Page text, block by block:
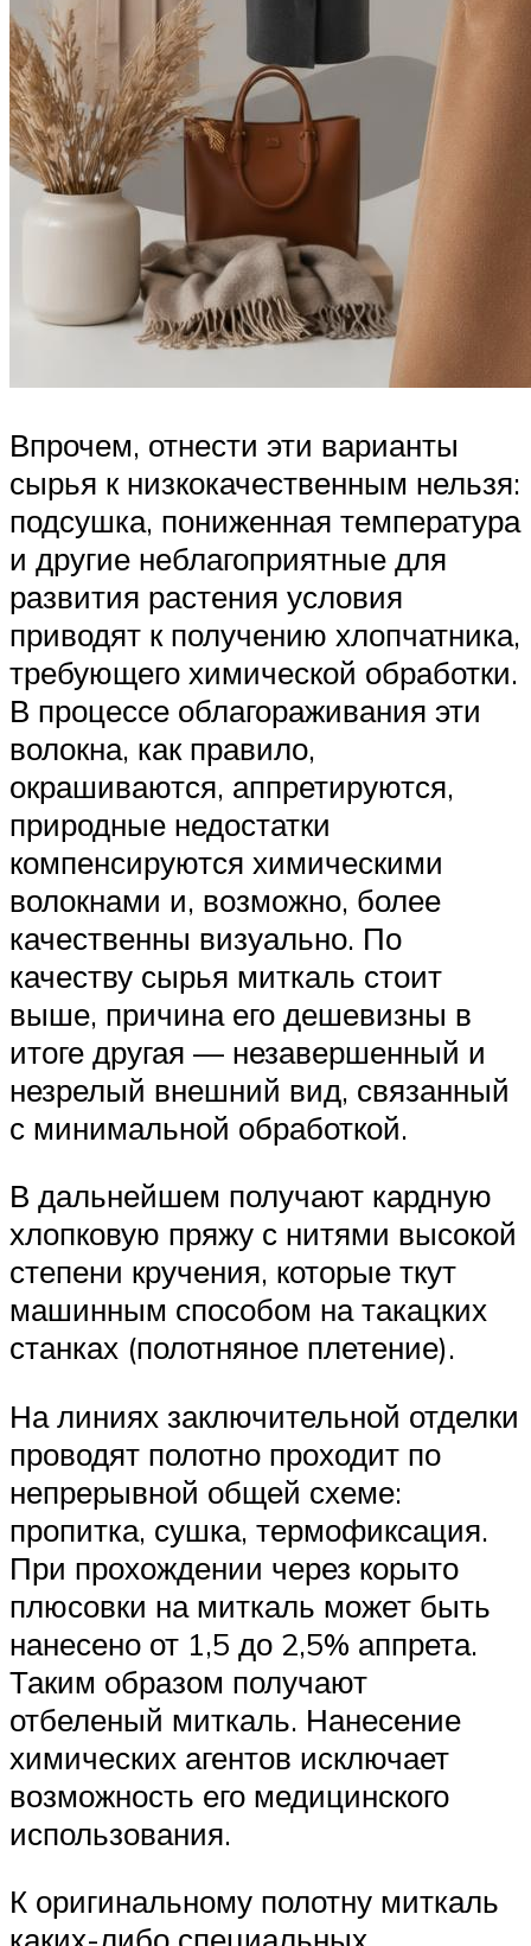
Впрочем, отнести эти варианты
сырья к низкокачественным нельзя:
подсушка, пониженная температура
и другие неблагоприятные для
развития растения условия
приводят к получению хлопчатника,
требующего химической обработки.
В процессе облагораживания эти
волокна, как правило,
окрашиваются, аппретируются,
природные недостатки
компенсируются химическими
волокнами и, возможно, более
качественны визуально. По
качеству сырья миткаль стоит
выше, причина его дешевизны в
итоге другая — незавершенный и
незрелый внешний вид, связанный
с минимальной обработкой.
В дальнейшем получают кардную
хлопковую пряжу с нитями высокой
степени кручения, которые ткут
машинным способом на такацких
станках (полотняное плетение).
На линиях заключительной отделки
проводят полотно проходит по
непрерывной общей схеме:
пропитка, сушка, термофиксация.
При прохождении через корыто
плюсовки на миткаль может быть
нанесено от 1,5 до 2,5% аппрета.
Таким образом получают
отбеленый миткаль. Нанесение
химических агентов исключает
возможность его медицинского
использования.
К оригинальному полотну миткаль